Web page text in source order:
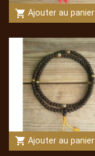
shopping_cart Ajouter au panier
shopping_cart Ajouter au panier